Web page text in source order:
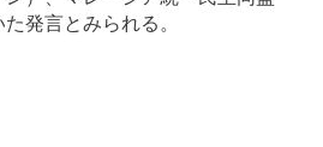
発言とみられる。